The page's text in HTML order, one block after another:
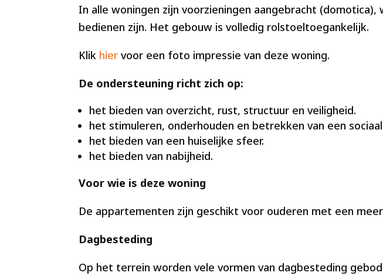
In alle woningen zijn voorzieningen aangebracht
bedienen zijn. Het gebouw is volledig rolstoeltoegankelijk.
Klik hier voor een foto impressie van deze woning.
De ondersteuning richt zich op:
het bieden van overzicht, rust, structuur en veiligheid.
het stimuleren, onderhouden en betrekken van een
het bieden van een huiselijke sfeer.
het bieden van nabijheid.
Voor wie is deze woning
De appartementen zijn geschikt voor ouderen met een
Dagbesteding
Op het terrein worden vele vormen van dagbesteding